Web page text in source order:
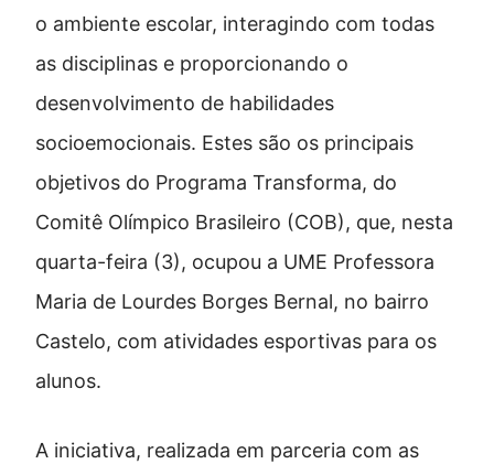
o ambiente escolar, interagindo com todas
as disciplinas e proporcionando o
desenvolvimento de habilidades
socioemocionais. Estes são os principais
objetivos do Programa Transforma, do
Comitê Olímpico Brasileiro (COB), que, nesta
quarta-feira (3), ocupou a UME Professora
Maria de Lourdes Borges Bernal, no bairro
Castelo, com atividades esportivas para os
alunos.
A iniciativa, realizada em parceria com as